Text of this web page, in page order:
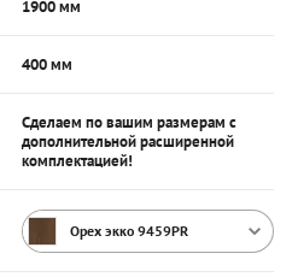
1900 мм
400 мм
Сделаем по вашим размерам с
дополнительной расширенной
комплектацией!
Орех экко 9459PR